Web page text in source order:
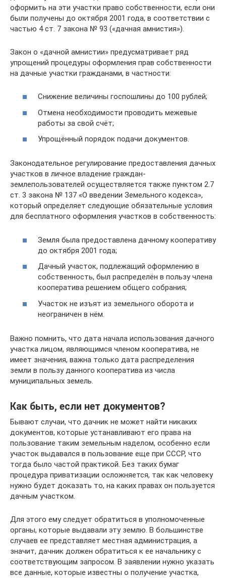
оформить на эти участки право собственности, если они
были получены до октября 2001 года, в соответствии с
частью 4 ст. 7 закона № 93 («дачная амнистия»).
Закон о «дачной амнистии» предусматривает ряд
упрощений процедуры оформления прав собственности
на дачные участки гражданами, в частности:
Снижение величины госпошлины до 100 рублей;
Отмена необходимости проводить межевые
работы за свой счёт;
Упрощённый порядок подачи документов.
Законодательное регулирование предоставления дачных
участков в личное владение граждан-
землепользователей осуществляется также пунктом 2.7
ст. 3 закона № 137 «О введении Земельного кодекса»,
который определяет следующие обязательные условия
для бесплатного оформления участков в собственность:
Земля была предоставлена дачному кооперативу
до октября 2001 года;
Дачный участок, подлежащий оформлению в
собственность, был распределён в пользу члена
кооператива решением общего собрания;
Участок не изъят из земельного оборота и
неограничен в нём.
Важно помнить, что дата начала использования дачного
участка лицом, являющимся членом кооператива, не
имеет значения, важна только дата распределения
земли в пользу данного кооператива из числа
муниципальных земель.
Как быть, если нет документов?
Бывают случаи, что дачник не может найти никаких
документов, которые устанавливают его права на
пользование таким земельным наделом, особенно если
участок выдавался в пользование еще при СССР, что
тогда было частой практикой. Без таких бумаг
процедура приватизации осложняется, так как человеку
нужно будет доказать то, на каких правах он пользуется
дачным участком.
Для этого ему следует обратиться в уполномоченные
органы, которые выдавали эту землю. В большинстве
случаев ее представляет местная администрация, а
значит, дачник должен обратиться к ее начальнику с
соответствующим запросом. В заявлении нужно указать
все данные, которые известны о получение участка,